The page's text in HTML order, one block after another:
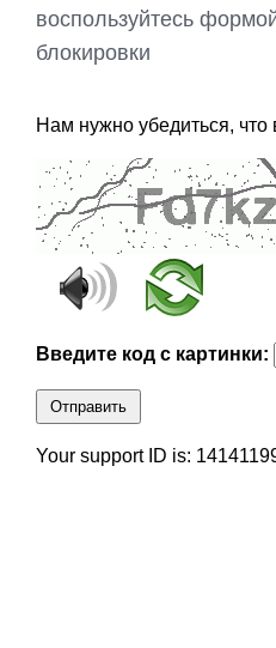
воспользуйтесь
блокировки
Нам нужно убедиться,
Введите код с картинки:
Отправить
Your support ID is: